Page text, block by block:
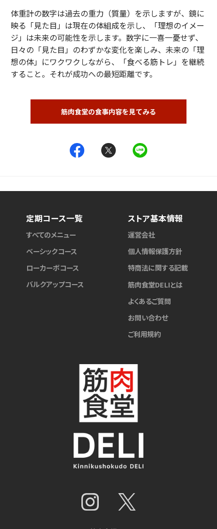
体重計の数字は過去の重力（質量）を示しますが、鏡に
映る「見た目」は現在の体組成を示し、「理想のイメー
ジ」は未来の可能性を示します。数字に一喜一憂せず、
日々の「見た目」のわずかな変化を楽しみ、未来の「理
想の体」にワクワクしながら、「食べる筋トレ」を継続
すること。それが成功への最短距離です。
筋肉食堂の食事内容を見てみる
定期コース一覧
すべてのメニュー
ベーシックコース
ローカーボコース
バルクアップコース
ストア基本情報
運営会社
個人情報保護方針
特商法に関する記載
筋肉食堂DELIとは
よくあるご質問
お問い合わせ
ご利用規約